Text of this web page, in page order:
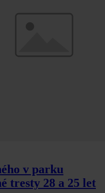
v parku
tresty 28 a 25 let